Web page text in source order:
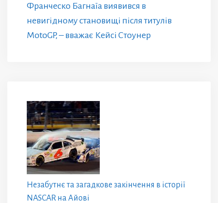
Франческо Багнаїа виявився в
невигідному становищі після титулів
MotoGP, – вважає Кейсі Стоунер
Незабутнє та загадкове закінчення в історії
NASCAR на Айові